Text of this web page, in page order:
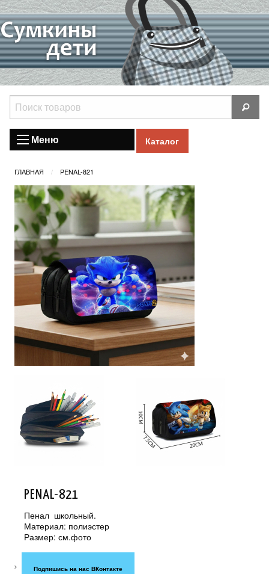
Меню Каталог
ГЛАВНАЯ PENAL-821
PENAL-821
Пенал школьный.
Материал: полиэстер
Размер: см.фото
Подпишись на нас ВКонтакте